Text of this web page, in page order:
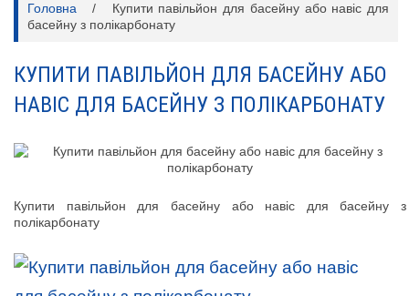
Головна /
Купити павільйон для басейну або навіс для
басейну з полікарбонату
КУПИТИ ПАВІЛЬЙОН ДЛЯ БАСЕЙНУ АБО
НАВІС ДЛЯ БАСЕЙНУ З ПОЛІКАРБОНАТУ
Купити павільйон для басейну або навіс для басейну з
полікарбонату